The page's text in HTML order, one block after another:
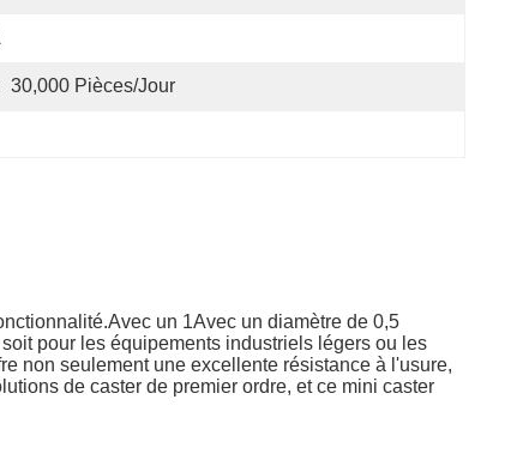
30,000 Pièces/jour
un 1Avec un diamètre de 0,5
pour les équipements industriels légers ou les
non seulement une excellente résistance à l'usure,
de caster de premier ordre, et ce mini caster